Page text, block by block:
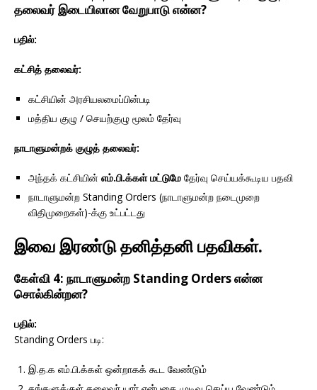
தலைவர் இடையிலான வேறுபாடு என்ன?
பதில்:
கட்சித் தலைவர்:
கட்சியின் அரசியலமைப்பின்படி
மத்திய குழு / செயற்குழு மூலம் தேர்வு
நாடாளுமன்றக் குழுத் தலைவர்:
அந்தக் கட்சியின் எம்.பி.க்கள் மட்டுமே தேர்வு செய்யக்கூடிய பதவி
நாடாளுமன்ற Standing Orders (நாடாளுமன்ற நடைமுறை
விதிமுறைகள்)-க்கு உட்பட்டது
இவைஇரண்டு தனித்தனி பதவிகள்.
கேள்வி 4: நாடாளுமன்ற Standing Orders என்ன
சொல்கின்றன?
பதில்:
Standing Orders படி:
இ.த.க எம்.பி.க்கள் ஒன்றாகக் கூட வேண்டும்